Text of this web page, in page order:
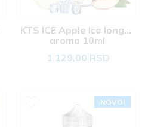
KTS ICE Apple Ice longfill
aroma 10ml
1.129,00 RSD
NOVO!